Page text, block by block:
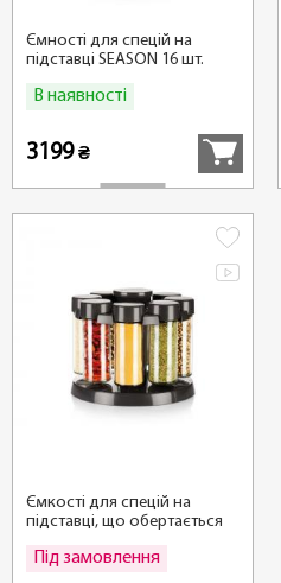
Ємності для спецій на
підставці SEASON 16 шт.
В наявності
3199₴
Ємкості для спецій на
підставці, що обертається
Під замовленняДетальніше